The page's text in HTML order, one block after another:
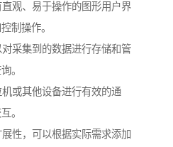
观、易于操作的图形用户界
制操作。
采集到的数据进行存储和管
。
或其他设备进行有效的通
。
性，可以根据实际需求添加